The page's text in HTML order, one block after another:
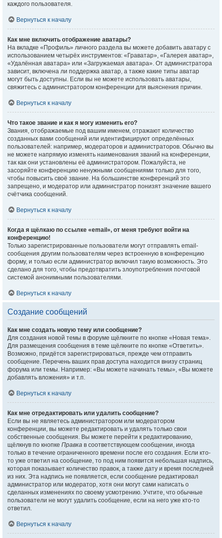
каждого пользователя.
Вернуться к началу
Как мне включить отображение аватары?
На вкладке «Профиль» личного раздела вы можете добавить аватару с
использованием четырёх инструментов: «Граватар», «Галерея аватар»,
«Удалённая аватара» или «Загружаемая аватара». От администратора
зависит, включена ли поддержка аватар, а также какие типы аватар
могут быть доступны. Если вы не можете использовать аватары,
свяжитесь с администратором конференции для выяснения причин.
Вернуться к началу
Что такое звание и как я могу изменить его?
Звания, отображаемые под вашим именем, отражают количество
созданных вами сообщений или идентифицируют определённых
пользователей: например, модераторов и администраторов. Обычно вы
не можете напрямую изменять наименования званий на конференции,
так как они установлены её администратором. Пожалуйста, не
засоряйте конференцию ненужными сообщениями только для того,
чтобы повысить своё звание. На большинстве конференций это
запрещено, и модератор или администратор понизят значение вашего
счётчика сообщений.
Вернуться к началу
Когда я щёлкаю по ссылке «email», от меня требуют войти на
конференцию!
Только зарегистрированные пользователи могут отправлять email-
сообщения другим пользователям через встроенную в конференцию
форму, и только если администратор включил такую возможность. Это
сделано для того, чтобы предотвратить злоупотребления почтовой
системой анонимными пользователями.
Вернуться к началу
Создание сообщений
Как мне создать новую тему или сообщение?
Для создания новой темы в форуме щёлкните по кнопке «Новая тема».
Для размещения сообщения в теме щёлкните по кнопке «Ответить».
Возможно, придётся зарегистрироваться, прежде чем отправить
сообщение. Перечень ваших прав доступа находится внизу страниц
форума или темы. Например: «Вы можете начинать темы», «Вы можете
добавлять вложения» и т.п.
Вернуться к началу
Как мне отредактировать или удалить сообщение?
Если вы не являетесь администратором или модератором
конференции, вы можете редактировать и удалять только свои
собственные сообщения. Вы можете перейти к редактированию,
щёлкнув по кнопке Правка в соответствующем сообщении, иногда
только в течение ограниченного времени после его создания. Если кто-
то уже ответил на сообщение, то под ним появится небольшая надпись,
которая показывает количество правок, а также дату и время последней
из них. Эта надпись не появляется, если сообщение редактировал
администратор или модератор, хотя они могут сами написать о
сделанных изменениях по своему усмотрению. Учтите, что обычные
пользователи не могут удалить сообщение, если на него уже кто-то
ответил.
Вернуться к началу